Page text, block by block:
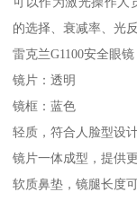
的选择、衰减率、光
雷克兰G1100安全眼镜
镜片：透明
镜框：蓝色
轻质，符合人脸型设
镜片一体成型，提供
软质鼻垫，镜腿长度